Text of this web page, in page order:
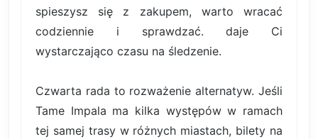
spieszysz się z zakupem, warto wracać
codziennie i sprawdzać. daje Ci
wystarczająco czasu na śledzenie.
Czwarta rada to rozważenie alternatyw. Jeśli
Tame Impala ma kilka występów w ramach
tej samej trasy w różnych miastach, bilety na